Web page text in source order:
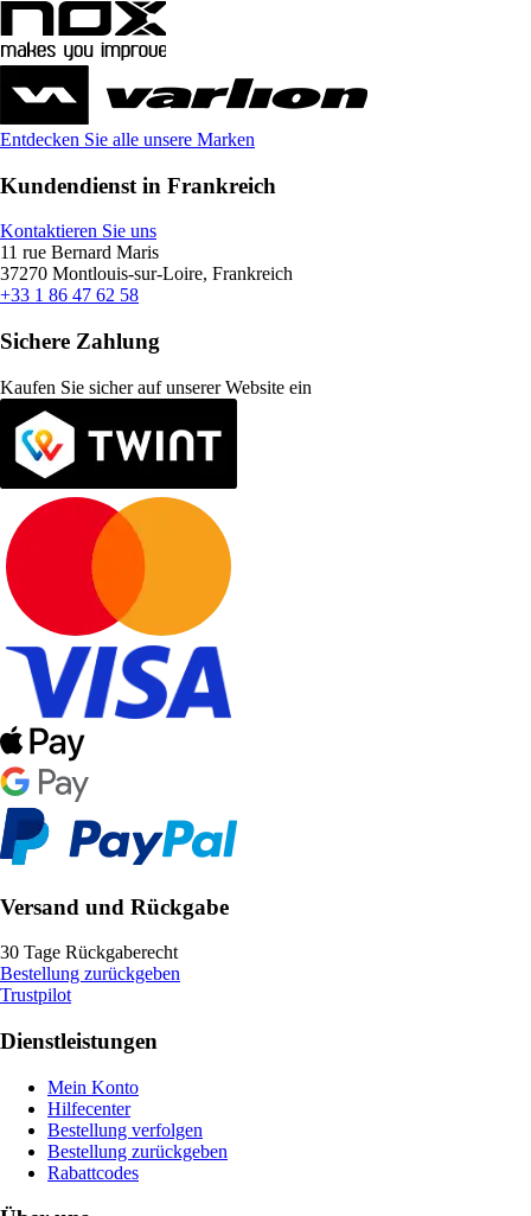
Entdecken Sie alle unsere Marken
Kundendienst in Frankreich
Kontaktieren Sie uns
11 rue Bernard Maris
37270 Montlouis-sur-Loire, Frankreich
+33 1 86 47 62 58
Sichere Zahlung
Kaufen Sie sicher auf unserer Website ein
Versand und Rückgabe
30 Tage Rückgaberecht
Bestellung zurückgeben
Trustpilot
Dienstleistungen
Mein Konto
Hilfecenter
Bestellung verfolgen
Bestellung zurückgeben
Rabattcodes